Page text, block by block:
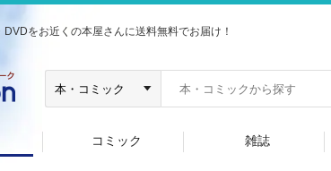
をお近くの本屋さんに送料無料でお届け！
コミック 雑誌